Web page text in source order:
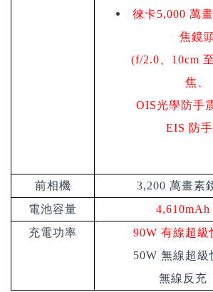
徠卡5,000 萬
焦鏡
(f/2.0、 10cm
焦、
OIS光學防手
EIS 防
前相機 3,200 萬畫素
電池容量
4,610mAh
充電功率
90W 有線超級
50W 無線超級
無線反充